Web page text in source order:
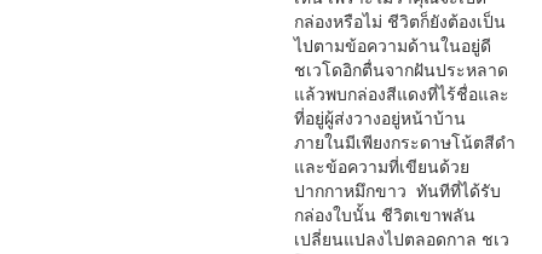
กล่องหรือไม่ ชีวิตก็ยังต้องเป็น
ไปตามข้อความด้านในอยู่ดี
ชเวโดอิกตื่นจากฝันประหลาด
แล้วพบกล่องสีแดงที่ไร้ชื่อและ
ที่อยู่ผู้ส่งวางอยู่หน้าบ้าน
ภายในมีเพียงกระดาษโน้ตสีดำ
และข้อความที่เขียนด้วย
ปากกาหมึกขาว ทันทีที่ได้รับ
กล่องใบนั้น ชีวิตเขาพลัน
เปลี่ยนแปลงไปตลอดกาล ชเว